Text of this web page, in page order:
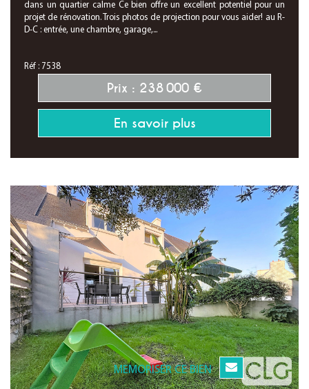
dans un quartier calme Ce bien offre un excellent potentiel pour un
projet de rénovation. Trois photos de projection pour vous aider! au R-
D-C : entrée, une chambre, garage,...
Réf : 7538
Prix : 238 000 €
En savoir plus
MEMORISER CE BIEN